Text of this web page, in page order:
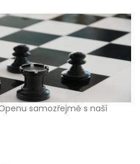
samozřejmě s naší